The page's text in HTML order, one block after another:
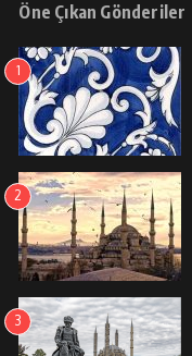
Öne Çıkan Gönderiler
1
2
3